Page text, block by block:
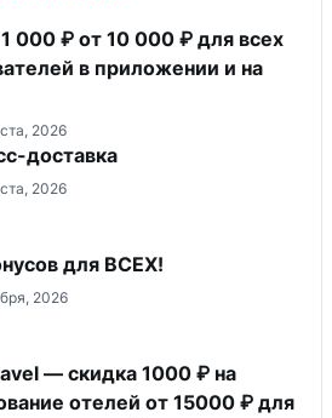
000 ₽ от 10 000 ₽ для всех
в приложении и на
2026
доставка
2026
для ВСЕХ!
2026
— скидка 1000 ₽ на
отелей от 15000 ₽ для